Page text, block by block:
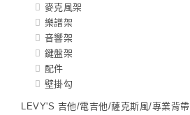
麥克風架
樂譜架
音響架
鍵盤架
配件
壁掛勾
LEVY'S 吉他/電吉他/薩克斯風/專業背帶